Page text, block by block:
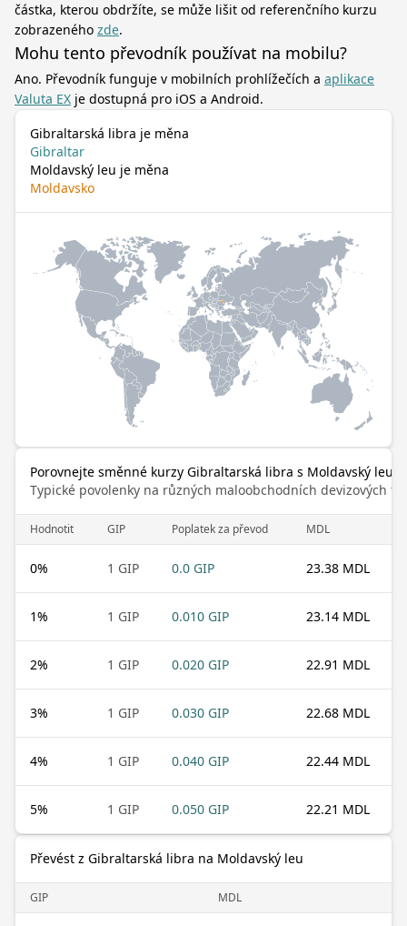
částka, kterou obdržíte, se může lišit od referenčního kurzu
zobrazeného zde.
Mohu tento převodník používat na mobilu?
Ano. Převodník funguje v mobilních prohlížečích a aplikace
Valuta EX je dostupná pro iOS a Android.
Gibraltarská libra je měna
Gibraltar
Moldavský leu je měna
Moldavsko
Porovnejte směnné kurzy Gibraltarská libra s Moldavský leu
Typické povolenky na různých maloobchodních devizových
Hodnotit GIP Poplatek za převod MDL
0% 1 GIP 0.0 GIP 23.38 MDL
1% 1 GIP 0.010 GIP 23.14 MDL
2% 1 GIP 0.020 GIP 22.91 MDL
3% 1 GIP 0.030 GIP 22.68 MDL
4% 1 GIP 0.040 GIP 22.44 MDL
5% 1 GIP 0.050 GIP 22.21 MDL
Převést z Gibraltarská libra na Moldavský leu
GIP MDL